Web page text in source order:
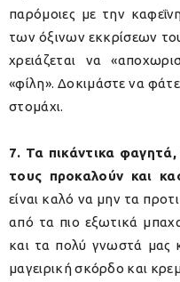
παρόμοιες με την
των όξινων εκκρίσεων
χρειάζεται να
«φίλη». Δοκιμάστε να
στομάχι.
7. Τα πικάντικα
τους προκαλούν και
είναι καλό να μην τα
από τα πιο εξωτικά
και τα πολύ γνωστά μας
μαγειρική σκόρδο και